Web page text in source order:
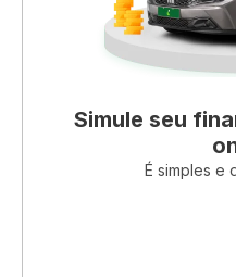
Simule seu
É simples e